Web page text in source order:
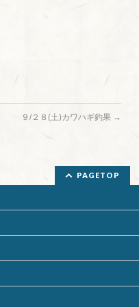
９/２８(土)カワハギ釣果 →
PAGETOP